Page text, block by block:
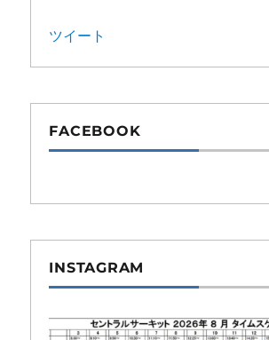
ツイート
FACEBOOK
INSTAGRAM